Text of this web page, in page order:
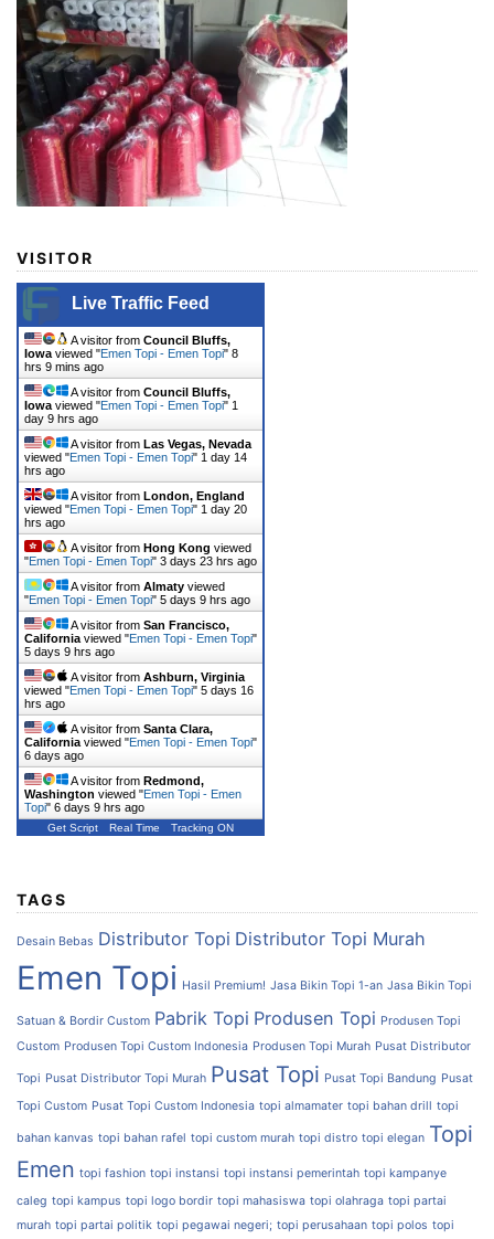
VISITOR
Live Traffic Feed
A visitor from Council Bluffs,
Iowa viewed "Emen Topi - Emen Topi" 8
hrs 9 mins ago
A visitor from Council Bluffs,
Iowa viewed "Emen Topi - Emen Topi" 1
day 9 hrs ago
A visitor from Las Vegas, Nevada
viewed "Emen Topi - Emen Topi" 1 day 14
hrs ago
A visitor from London, England
viewed "Emen Topi - Emen Topi" 1 day 20
hrs ago
A visitor from Hong Kong viewed
"Emen Topi - Emen Topi" 3 days 23 hrs ago
A visitor from Almaty viewed
"Emen Topi - Emen Topi" 5 days 9 hrs ago
A visitor from San Francisco,
California viewed "Emen Topi - Emen Topi"
5 days 9 hrs ago
A visitor from Ashburn, Virginia
viewed "Emen Topi - Emen Topi" 5 days 16
hrs ago
A visitor from Santa Clara,
California viewed "Emen Topi - Emen Topi"
6 days ago
A visitor from Redmond,
Washington viewed "Emen Topi - Emen
Topi" 6 days 9 hrs ago
Get Script Real Time Tracking ON
TAGS
Desain Bebas Distributor Topi Distributor Topi Murah
Emen Topi Hasil Premium! Jasa Bikin Topi 1-an Jasa Bikin Topi
Satuan & Bordir Custom Pabrik Topi Produsen Topi Produsen Topi
Custom Produsen Topi Custom Indonesia Produsen Topi Murah Pusat Distributor
Topi Pusat Distributor Topi Murah Pusat Topi Pusat Topi Bandung Pusat
Topi Custom Pusat Topi Custom Indonesia topi almamater topi bahan drill topi
bahan kanvas topi bahan rafel topi custom murah topi distro topi elegan Topi
Emen topi fashion topi instansi topi instansi pemerintah topi kampanye
caleg topi kampus topi logo bordir topi mahasiswa topi olahraga topi partai
murah topi partai politik topi pegawai negeri; topi perusahaan topi polos topi